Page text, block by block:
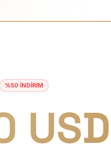
%50 İNDİRİM
USD